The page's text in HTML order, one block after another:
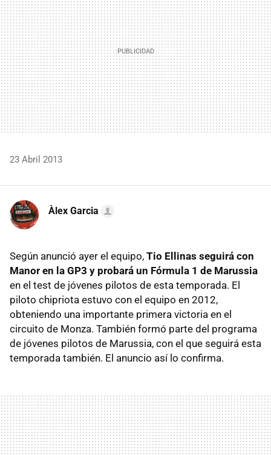
23 Abril 2013
Àlex Garcia
Según anunció ayer el equipo, Tio Ellinas seguirá con
Manor en la GP3 y probará un Fórmula 1 de Marussia
en el test de jóvenes pilotos de esta temporada. El
piloto chipriota estuvo con el equipo en 2012,
obteniendo una importante primera victoria en el
circuito de Monza. También formó parte del programa
de jóvenes pilotos de Marussia, con el que seguirá esta
temporada también. El anuncio así lo confirma.